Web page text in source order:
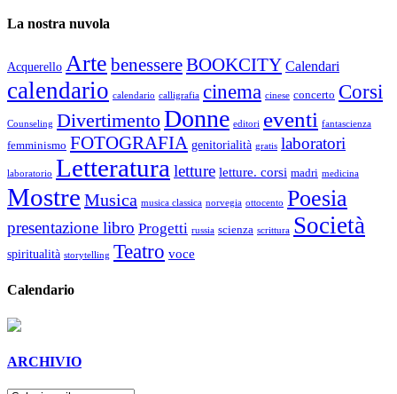
La nostra nuvola
Acquerello Arte benessereBOOKCITY Calendari
calendario calendario calligrafia cinema cinese concerto Corsi
Counseling DivertimentoDonne editori eventi fantascienza
femminismo FOTOGRAFIA genitorialità gratis laboratori
laboratorio Letteratura letture letture. corsi madri medicina
Mostre Musica musica classica norvegia ottocento Poesia
presentazione libro Progetti russia scienza scrittura Società
spiritualità storytelling Teatro voce
Calendario
ARCHIVIO